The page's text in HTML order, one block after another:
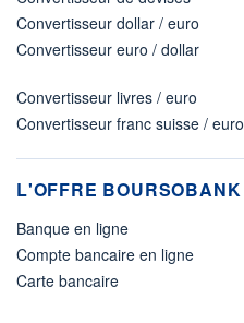
Convertisseur dollar / euro
Convertisseur euro / dollar
Convertisseur livres / euro
Convertisseur franc suisse / euro
L'OFFRE BOURSOBANK
Banque en ligne
Compte bancaire en ligne
Carte bancaire